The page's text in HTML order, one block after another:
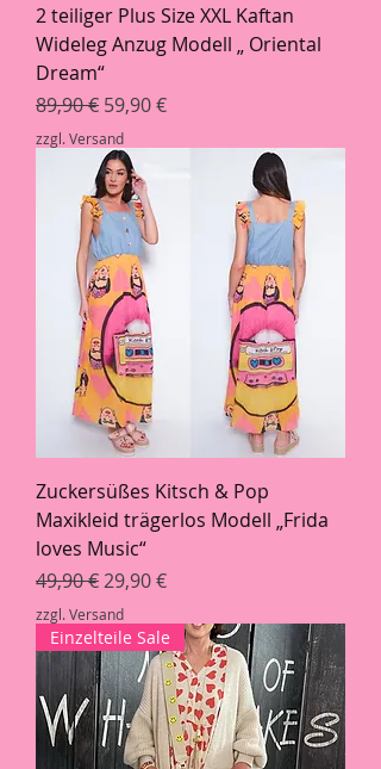
2 teiliger Plus Size XXL Kaftan
Wideleg Anzug Modell „ Oriental
Dream“
Standardpreis
89,90 € Sale-Preis
59,90 €
zzgl. Versand
Zuckersüßes Kitsch & Pop
Maxikleid trägerlos Modell „Frida
loves Music“
Standardpreis
49,90 € Sale-Preis
29,90 €
zzgl. Versand
Einzelteile Sale